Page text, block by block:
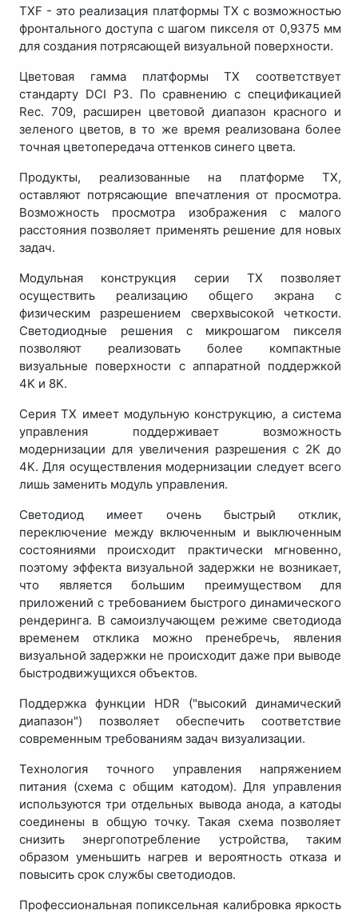
TXF - это реализация платформы TX с возможностью
фронтального доступа с шагом пикселя от 0,9375 мм
для создания потрясающей визуальной поверхности.
Цветовая гамма платформы TX соответствует
стандарту DCI P3. По сравнению с спецификацией
Rеc. 709, расширен цветовой диапазон красного и
зеленого цветов, в то же время реализована более
точная цветопередача оттенков синего цвета.
Продукты, реализованные на платформе TX,
оставляют потрясающие впечатления от просмотра.
Возможность просмотра изображения с малого
расстояния позволяет применять решение для новых
задач.
Модульная конструкция серии TX позволяет
осуществить реализацию общего экрана с
физическим разрешением сверхвысокой четкости.
Светодиодные решения с микрошагом пикселя
позволяют реализовать более компактные
визуальные поверхности с аппаратной поддержкой
4K и 8K.
Серия TX имеет модульную конструкцию, а система
управления поддерживает возможность
модернизации для увеличения разрешения с 2K до
4K. Для осуществления модернизации следует всего
лишь заменить модуль управления.
Светодиод имеет очень быстрый отклик,
переключение между включенным и выключенным
состояниями происходит практически мгновенно,
поэтому эффекта визуальной задержки не возникает,
что является большим преимуществом для
приложений с требованием быстрого динамического
рендеринга. В самоизлучающем режиме светодиода
временем отклика можно пренебречь, явления
визуальной задержки не происходит даже при выводе
быстродвижущихся объектов.
Поддержка функции HDR ("высокий динамический
диапазон") позволяет обеспечить соответствие
современным требованиям задач визуализации.
Технология точного управления напряжением
питания (схема с общим катодом). Для управления
используются три отдельных вывода анода, а катоды
соединены в общую точку. Такая схема позволяет
снизить энергопотребление устройства, таким
образом уменьшить нагрев и вероятность отказа и
повысить срок службы светодиодов.
Профессиональная попиксельная калибровка яркость